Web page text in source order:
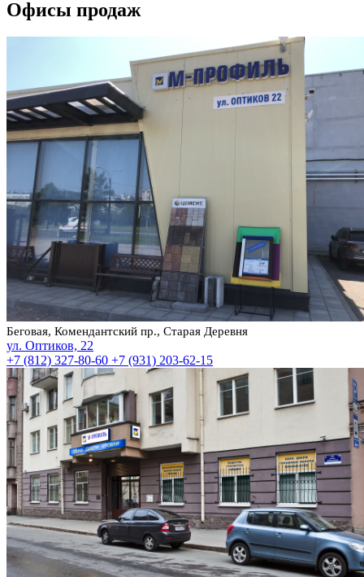
Офисы продаж
Беговая, Комендантский пр., Старая Деревня
ул. Оптиков, 22
+7 (812) 327-80-60 +7 (931) 203-62-15